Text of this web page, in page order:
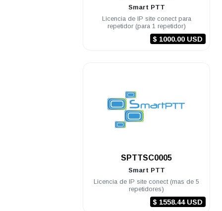
Smart PTT
Licencia de IP site conect para
repetidor (para 1 repetidor)
$ 1000.00 USD
SPTTSC0005
Smart PTT
Licencia de IP site conect (mas de 5
repetidores)
$ 1558.44 USD